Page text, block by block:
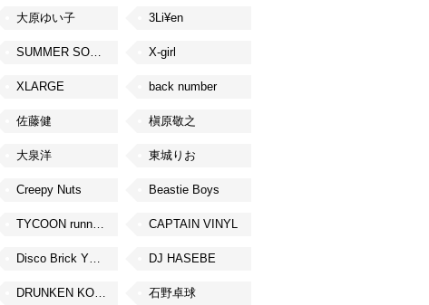
大原ゆい子 3Li¥en
SUMMER SONIC X-girl
XLARGE back number
佐藤健 槇原敬之
大泉洋 東城りお
Creepy Nuts Beastie Boys
TYCOON running CAPTAIN VINYL
Disco Brick YOKOHAMA DJ HASEBE
DRUNKEN KONG 石野卓球